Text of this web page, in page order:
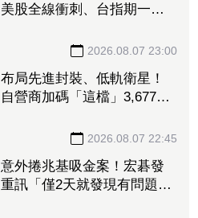
美股全線衝刺、台指期一度
2026.08.07 23:00
布局先進封裝、低軌衛星！
自營商加碼「這檔」3,677萬
2026.08.07 22:45
意外捲兆基吸金案！宏碁發
重訊「僅2天就發現有問題」